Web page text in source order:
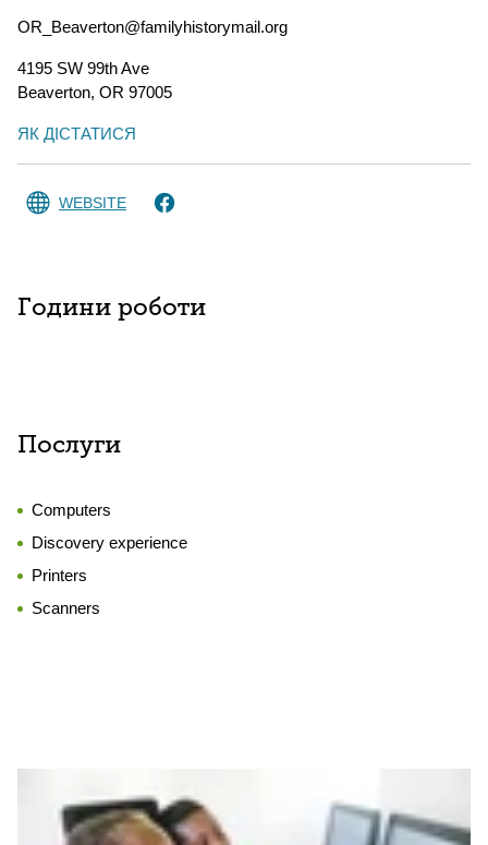
OR_Beaverton@familyhistorymail.org
4195 SW 99th Ave
Beaverton, OR 97005
ЯК ДІСТАТИСЯ
WEBSITE
Години роботи
Послуги
Computers
Discovery experience
Printers
Scanners